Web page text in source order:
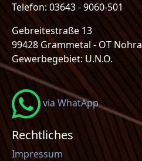
Telefon: 03643 - 9060-501
Gebreitestraße 13
99428 Grammetal - OT Nohra
Gewerbegebiet: U.N.O.
via WhatApp
Rechtliches
Impressum